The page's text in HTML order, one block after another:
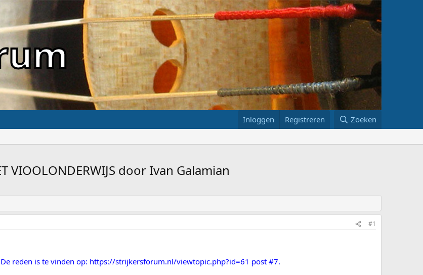
Inloggen Registreren Zoeken
VIOOLONDERWIJS door Ivan Galamian
#1
reden is te vinden op: https://strijkersforum.nl/viewtopic.php?id=61 post #7.